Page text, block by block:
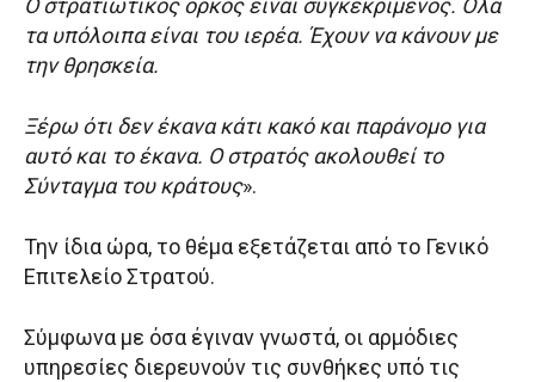
Ο στρατιωτικός όρκος είναι συγκεκριμένος. Όλα
τα υπόλοιπα είναι του ιερέα. Έχουν να κάνουν με
την θρησκεία.
Ξέρω ότι δεν έκανα κάτι κακό και παράνομο για
αυτό και το έκανα. Ο στρατός ακολουθεί το
Σύνταγμα του κράτους».
Την ίδια ώρα, το θέμα εξετάζεται από το Γενικό
Επιτελείο Στρατού.
Σύμφωνα με όσα έγιναν γνωστά, οι αρμόδιες
υπηρεσίες διερευνούν τις συνθήκες υπό τις